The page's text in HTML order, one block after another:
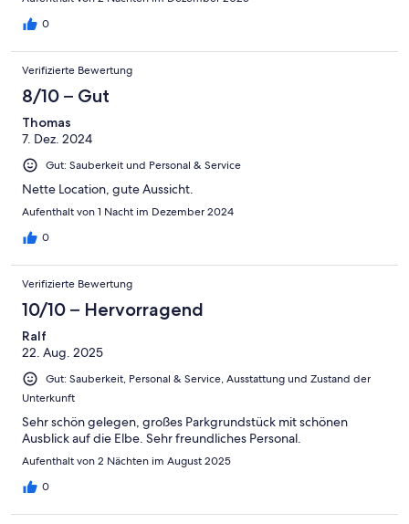
0
Verifizierte Bewertung
8/10 – Gut
Thomas
7. Dez. 2024
Gut: Sauberkeit und Personal & Service
Nette Location, gute Aussicht.
Aufenthalt von 1 Nacht im Dezember 2024
0
Verifizierte Bewertung
10/10 – Hervorragend
Ralf
22. Aug. 2025
Gut: Sauberkeit, Personal & Service, Ausstattung und Zustand der
Unterkunft
Sehr schön gelegen, großes Parkgrundstück mit schönen
Ausblick auf die Elbe. Sehr freundliches Personal.
Aufenthalt von 2 Nächten im August 2025
0